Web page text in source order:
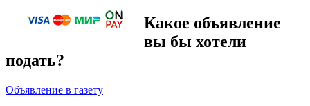
Какое объявление
вы бы хотели
подать?
Объявление в газету